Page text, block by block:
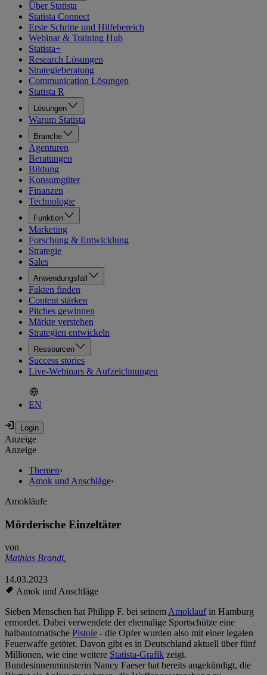
Über Statista
Statista Connect
Erste Schritte und Hilfebereich
Webinar & Training Hub
Statista+
Research Lösungen
Strategieberatung
Communication Lösungen
Statista R
Lösungen
Warum Statista
Branche
Agenturen
Beratungen
Bildung
Konsumgüter
Finanzen
Technologie
Funktion
Marketing
Forschung & Entwicklung
Strategie
Sales
Anwendungsfall
Fakten finden
Content stärken
Pitches gewinnen
Märkte verstehen
Strategien entwickeln
Ressourcen
Success stories
Live-Webinars & Aufzeichnungen
EN
Anzeige
Anzeige
Themen›
Amok und Anschläge›
Amokläufe
Mörderische Einzeltäter
von
Mathias Brandt,
14.03.2023
Amok und Anschläge
Sieben Menschen hat Philipp F. bei seinemAmoklaufin Hamburg
ermordet. Dabei verwendete der ehemalige Sportschütze eine
halbautomatische Pistole - die Opfer wurden also mit einer legalen
Feuerwaffe getötet. Davon gibt es in Deutschland aktuell über fünf
Millionen, wie eine weitere Statista-Grafik zeigt.
Bundesinnenministerin Nancy Faeser hat bereits angekündigt, die